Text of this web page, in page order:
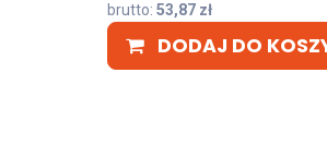
brutto: 53,87zł
DODAJ DO